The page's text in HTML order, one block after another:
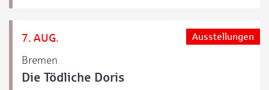
7. AUG.
Bremen
Ausstellungen
Die Tödliche Doris